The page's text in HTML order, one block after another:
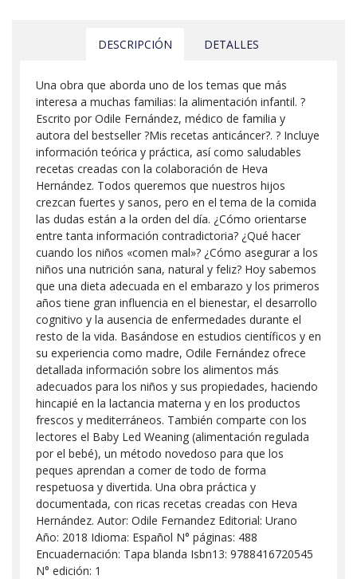
DESCRIPCIÓN DETALLES
Una obra que aborda uno de los temas que más
interesa a muchas familias: la alimentación infantil. ?
Escrito por Odile Fernández, médico de familia y
autora del bestseller ?Mis recetas anticáncer?. ? Incluye
información teórica y práctica, así como saludables
recetas creadas con la colaboración de Heva
Hernández. Todos queremos que nuestros hijos
crezcan fuertes y sanos, pero en el tema de la comida
las dudas están a la orden del día. ¿Cómo orientarse
entre tanta información contradictoria? ¿Qué hacer
cuando los niños «comen mal»? ¿Cómo asegurar a los
niños una nutrición sana, natural y feliz? Hoy sabemos
que una dieta adecuada en el embarazo y los primeros
años tiene gran influencia en el bienestar, el desarrollo
cognitivo y la ausencia de enfermedades durante el
resto de la vida. Basándose en estudios científicos y en
su experiencia como madre, Odile Fernández ofrece
detallada información sobre los alimentos más
adecuados para los niños y sus propiedades, haciendo
hincapié en la lactancia materna y en los productos
frescos y mediterráneos. También comparte con los
lectores el Baby Led Weaning (alimentación regulada
por el bebé), un método novedoso para que los
peques aprendan a comer de todo de forma
respetuosa y divertida. Una obra práctica y
documentada, con ricas recetas creadas con Heva
Hernández. Autor: Odile Fernandez Editorial: Urano
Año: 2018 Idioma: Español N° páginas: 488
Encuadernación: Tapa blanda Isbn13: 9788416720545
N° edición: 1